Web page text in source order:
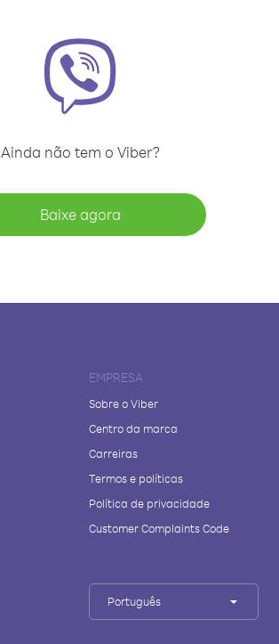
Ainda não tem o Viber?
Baixe agora
EMPRESA
Sobre o Viber
Centro da marca
Carreiras
Termos e políticas
Política de privacidade
Customer Complaints Code
Português